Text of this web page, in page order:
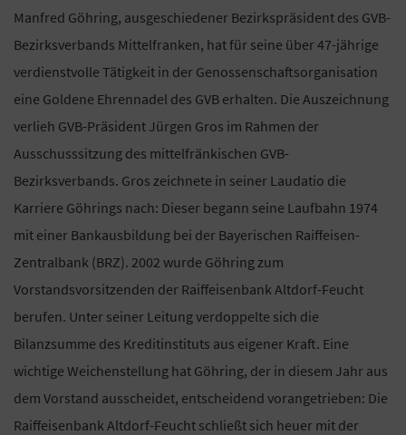
Manfred Göhring, ausgeschiedener Bezirkspräsident des GVB-
Bezirksverbands Mittelfranken, hat für seine über 47-jährige
verdienstvolle Tätigkeit in der Genossenschaftsorganisation
eine Goldene Ehrennadel des GVB erhalten. Die Auszeichnung
verlieh GVB-Präsident Jürgen Gros im Rahmen der
Ausschusssitzung des mittelfränkischen GVB-
Bezirksverbands. Gros zeichnete in seiner Laudatio die
Karriere Göhrings nach: Dieser begann seine Laufbahn 1974
mit einer Bankausbildung bei der Bayerischen Raiffeisen-
Zentralbank (BRZ). 2002 wurde Göhring zum
Vorstandsvorsitzenden der Raiffeisenbank Altdorf-Feucht
berufen. Unter seiner Leitung verdoppelte sich die
Bilanzsumme des Kreditinstituts aus eigener Kraft. Eine
wichtige Weichenstellung hat Göhring, der in diesem Jahr aus
dem Vorstand ausscheidet, entscheidend vorangetrieben: Die
Raiffeisenbank Altdorf-Feucht schließt sich heuer mit der